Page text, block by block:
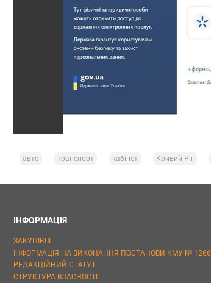
авто транспорт кабінет Кривий Ріг
ІНФОРМАЦІЯ
ЗАКУПІВЛІ
ІНФОРМАЦІЯ НА ВИКОНАННЯ ПОСТАНОВИ КМУ № 1266
РЕДАКЦІЙНИЙ СТАТУТ
СТРУКТУРА ВЛАСНОСТІ